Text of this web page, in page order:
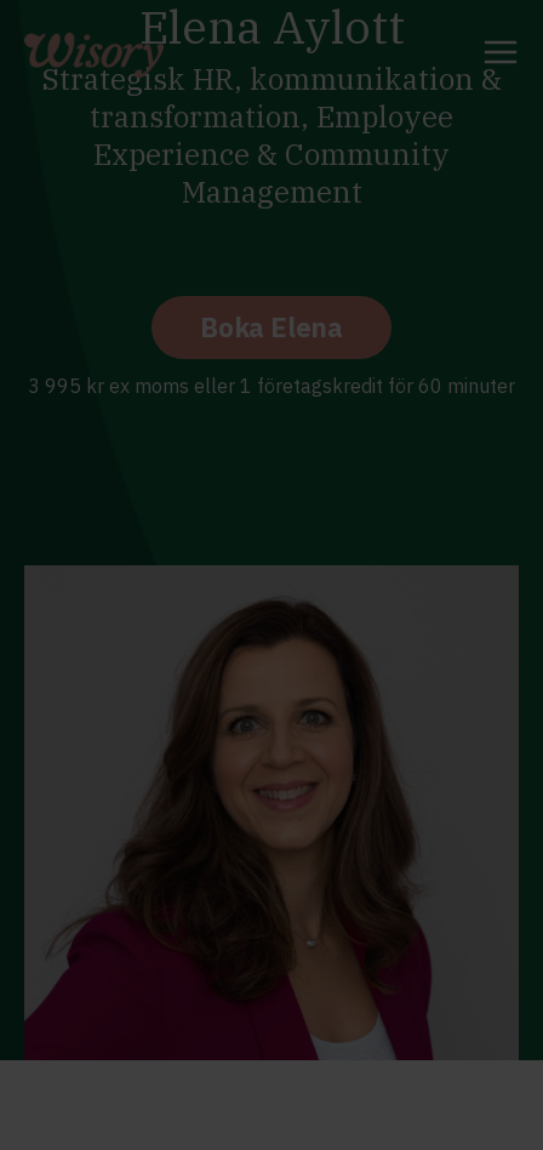
content
Elena Aylott
Strategisk HR, kommunikation &
transformation, Employee
Experience & Community
Management
Boka Elena
3 995 kr ex moms eller 1 företagskredit för 60 minuter